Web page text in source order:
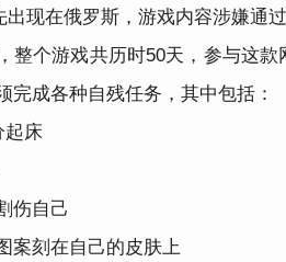
出现在俄罗斯，游戏内容涉嫌通
整个游戏共历时50天，参与这款
完成各种自残任务，其中包括：
起床
伤自己
案刻在自己的皮肤上